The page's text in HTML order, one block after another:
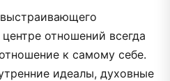
отношений всегда
к самому себе.
идеалы, духовные